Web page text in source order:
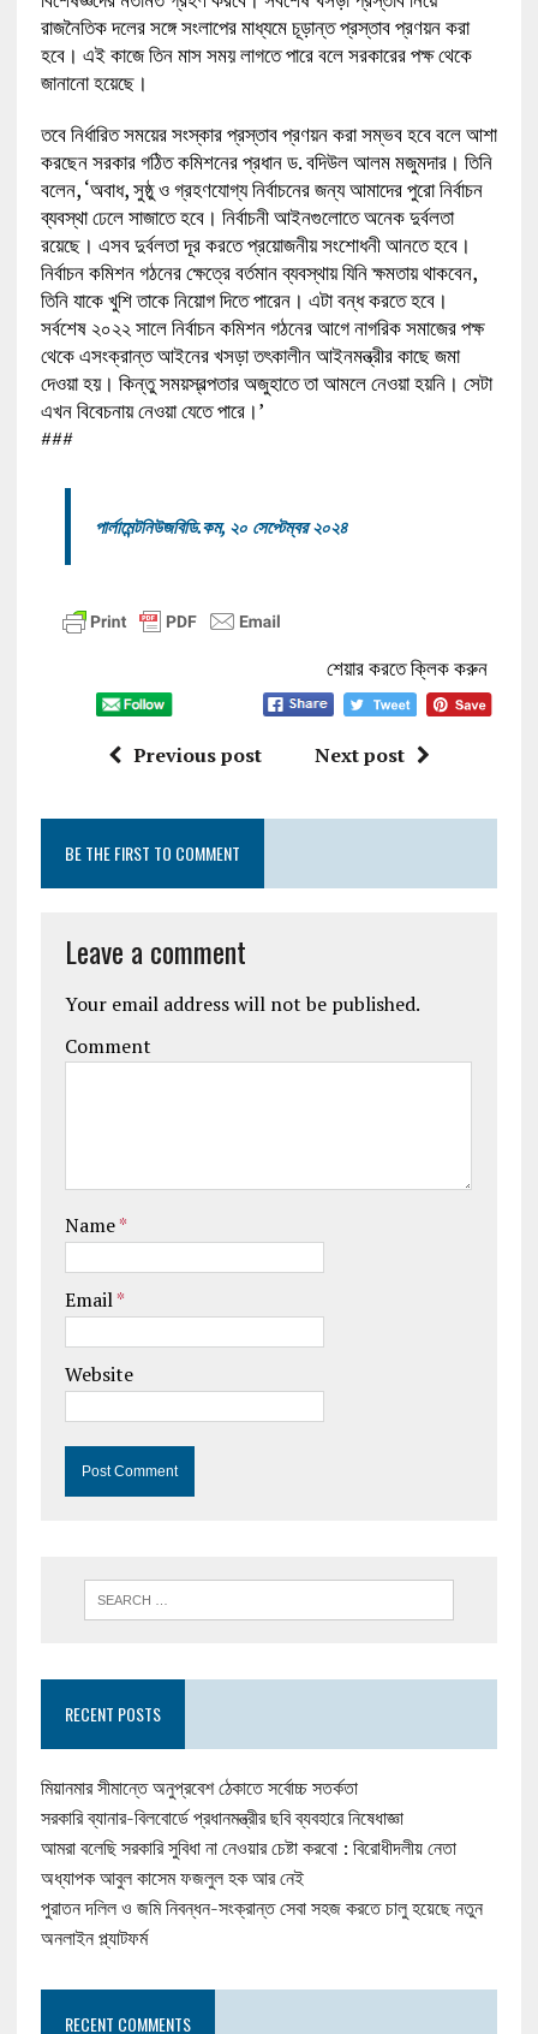
রাজনৈতিক দলের সঙ্গে সংলাপের মাধ্যমে চূড়ান্ত প্রস্তাব প্রণয়ন করা
হবে। এই কাজে তিন মাস সময় লাগতে পারে বলে সরকারের পক্ষ থেকে
জানানো হয়েছে।
তবে নির্ধারিত সময়ের সংস্কার প্রস্তাব প্রণয়ন করা সম্ভব হবে বলে আশা
করছেন সরকার গঠিত কমিশনের প্রধান ড. বদিউল আলম মজুমদার। তিনি
বলেন, ‘অবাধ, সুষ্ঠু ও গ্রহণযোগ্য নির্বাচনের জন্য আমাদের পুরো নির্বাচন
ব্যবস্থা ঢেলে সাজাতে হবে। নির্বাচনী আইনগুলোতে অনেক দুর্বলতা
রয়েছে। এসব দুর্বলতা দূর করতে প্রয়োজনীয় সংশোধনী আনতে হবে।
নির্বাচন কমিশন গঠনের ক্ষেত্রে বর্তমান ব্যবস্থায় যিনি ক্ষমতায় থাকবেন,
তিনি যাকে খুশি তাকে নিয়োগ দিতে পারেন। এটা বন্ধ করতে হবে।
সর্বশেষ ২০২২ সালে নির্বাচন কমিশন গঠনের আগে নাগরিক সমাজের পক্ষ
থেকে এসংক্রান্ত আইনের খসড়া তৎকালীন আইনমন্ত্রীর কাছে জমা
দেওয়া হয়। কিন্তু সময়স্বল্পতার অজুহাতে তা আমলে নেওয়া হয়নি। সেটা
এখন বিবেচনায় নেওয়া যেতে পারে।’
###
পার্লামেন্টনিউজবিডি.কম, ২০ সেপ্টেম্বর ২০২৪
শেয়ার করতে ক্লিক করুন
Previous post Next post
BE THE FIRST TO COMMENT
Leave a comment
Your email address will not be published.
Comment
Name*
Email*
Website
RECENT POSTS
মিয়ানমার সীমান্তে অনুপ্রবেশ ঠেকাতে সর্বোচ্চ সতর্কতা
সরকারি ব্যানার-বিলবোর্ডে প্রধানমন্ত্রীর ছবি ব্যবহারে নিষেধাজ্ঞা
আমরা বলেছি সরকারি সুবিধা না নেওয়ার চেষ্টা করবো : বিরোধীদলীয় নেতা
অধ্যাপক আবুল কাসেম ফজলুল হক আর নেই
পুরাতন দলিল ও জমি নিবন্ধন-সংক্রান্ত সেবা সহজ করতে চালু হয়েছে নতুন
অনলাইন প্ল্যাটফর্ম
RECENT COMMENTS